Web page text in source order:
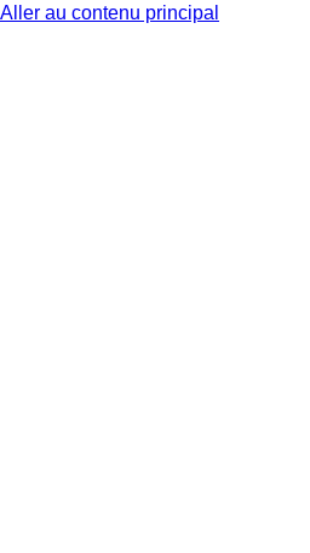
Aller au contenu principal